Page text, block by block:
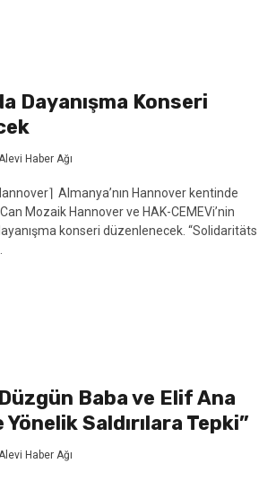
Dayanışma Konseri
Alevi Haber Ağı
Almanya’nın Hannover kentinde
Mozaik Hannover ve HAK-CEMEVi’nin
konseri düzenlenecek. “Solidaritäts
Baba ve Elif Ana
Saldırılara Tepki”
Haber Ağı